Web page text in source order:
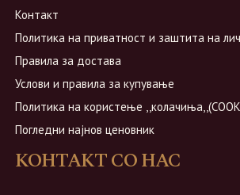
Контакт
Политика на приватност и заштита на
Правила за достава
Услови и правила за купување
Политика на користење
Погледни најнов ценовник
КОНТАКТ СО НАС